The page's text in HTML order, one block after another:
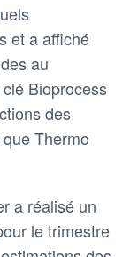
et a affiché
au
Bioprocess
des
Thermo
a réalisé un
le trimestre